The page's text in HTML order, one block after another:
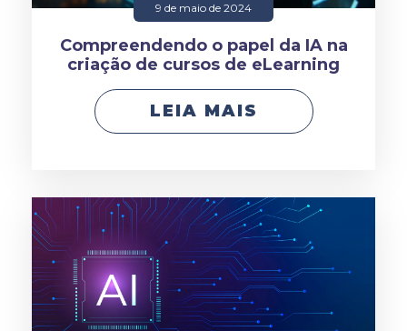
9 de maio de 2024
Compreendendo o papel da IA na
criação de cursos de eLearning
LEIA MAIS